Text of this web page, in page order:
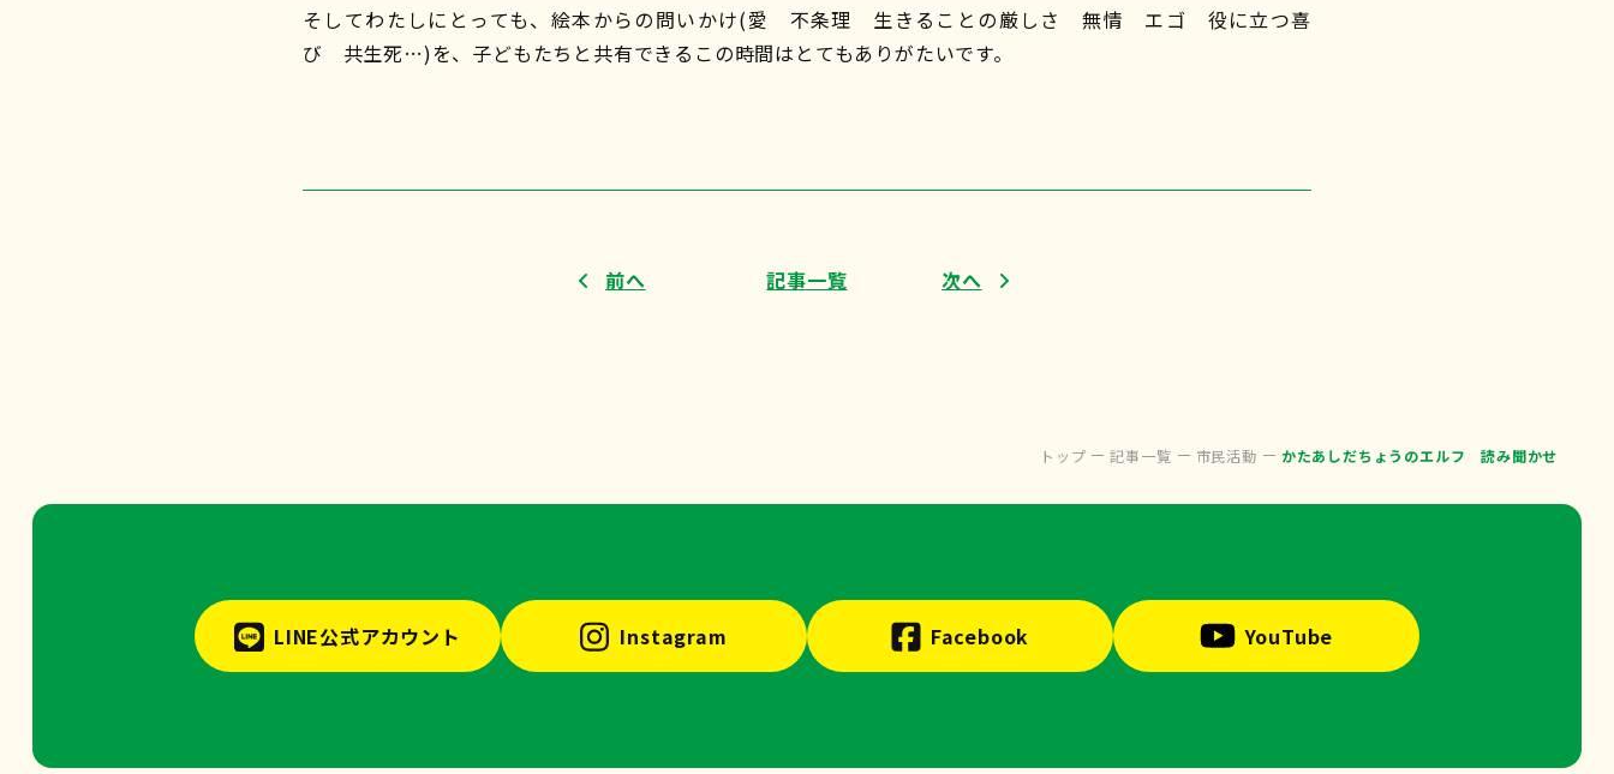
そしてわたしにとっても、絵本からの問いかけ(愛 不条理 生きることの厳しさ 無情 エゴ 役に立つ喜
び 共生死…)を、子どもたちと共有できるこの時間はとてもありがたいです。
前へ 記事一覧 次へ
トップ 記事一覧 市民活動 かたあしだちょうのエルフ 読み聞かせ
LINE公式アカウント Instagram Facebook YouTube